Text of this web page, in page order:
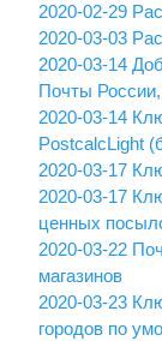
2020-02-29
2020-03-03
2020-03-14
Почты
2020-03-14
PostcalcLight
2020-03-17
2020-03-17
ценных
2020-03-22
магазинов
2020-03-23
городов по